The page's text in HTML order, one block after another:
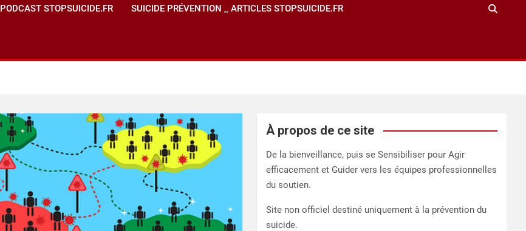
PODCAST STOPSUICIDE.FR SUICIDE PRÉVENTION _ ARTICLES STOPSUICIDE.FR
À propos de ce site
De la bienveillance, puis se Sensibiliser pour Agir
efficacement et Guider vers les équipes professionnelles
du soutien.
Site non officiel destiné uniquement à la prévention du
suicide.